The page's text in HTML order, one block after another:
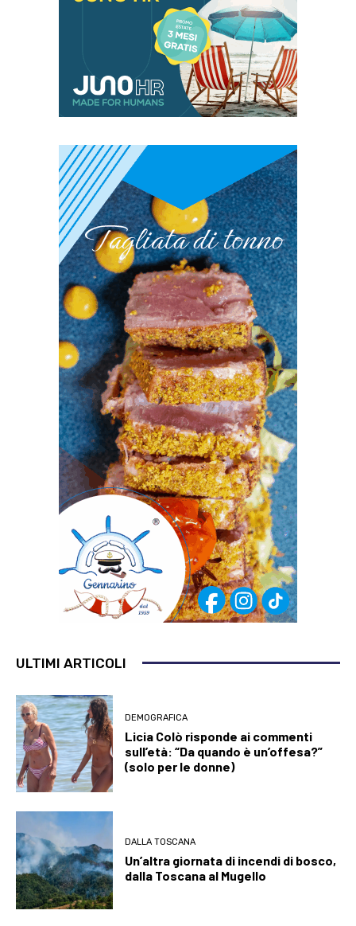
ULTIMI ARTICOLI
DEMOGRAFICA
Licia Colò risponde ai commenti
sull’età: “Da quando è un’offesa?”
(solo per le donne)
DALLA TOSCANA
Un’altra giornata di incendi di bosco,
dalla Toscana al Mugello